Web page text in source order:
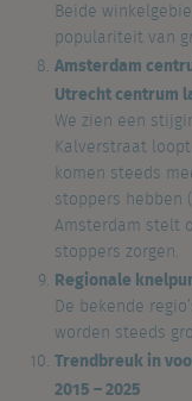
Beide
populariteit van
Amsterdam
Utrecht centrum
We zien een
Kalverstraat
komen steeds
stoppers hebben
Amsterdam stelt
stoppers zorgen.
Regionale
De bekende
worden steeds
Trendbreuk in
2015 – 2025